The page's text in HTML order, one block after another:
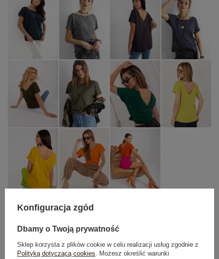
TABELA ROZMIARÓW
Konfiguracja zgód
Dbamy o Twoją prywatność
Sklep korzysta z plików cookie w celu realizacji usług zgodnie z
Polityką dotyczącą cookies . Możesz określić warunki